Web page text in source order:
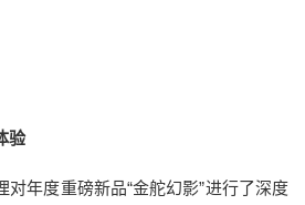
验
对年度重磅新品“金舵幻影”进行了深度